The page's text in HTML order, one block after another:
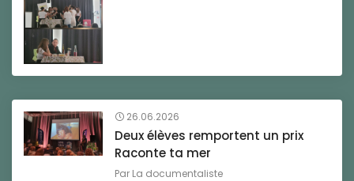
26.06.2026
Deux élèves remportent un prix
Raconte ta mer
Par La documentaliste